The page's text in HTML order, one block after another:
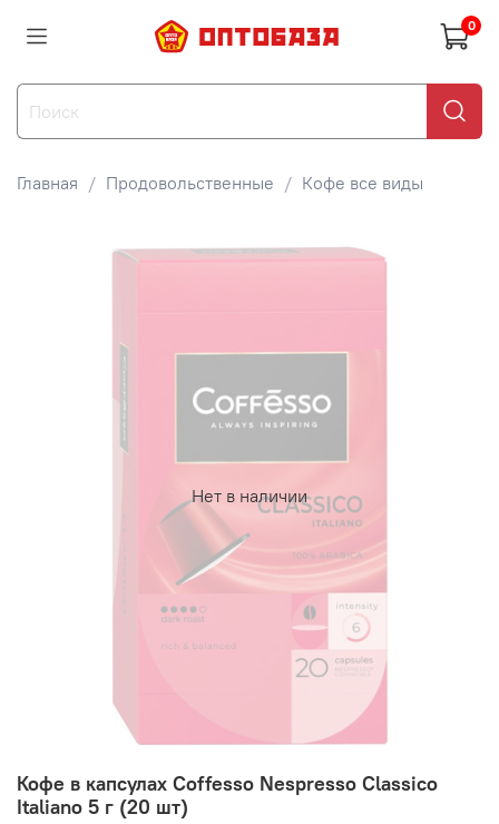
0
Главная Продовольственные Кофе все виды
Нет в наличии
Кофе в капсулах Coffesso Nespresso Classico
Italiano 5 г (20 шт)